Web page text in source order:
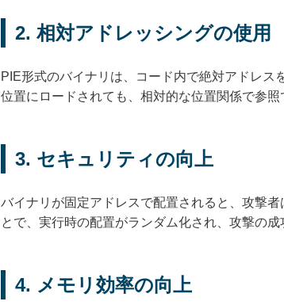
2. 相対アドレッシングの使用
PIE形式のバイナリは、コード内で絶対アドレ
位置にロードされても、相対的な位置関係で参
3. セキュリティの向上
バイナリが固定アドレスで配置されると、攻撃
とで、実行時の配置がランダム化され、攻撃の
4. メモリ効率の向上